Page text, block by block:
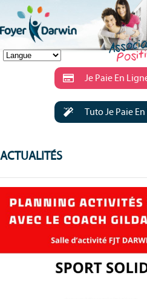
Je Paie En
Tuto Je Paie
ACTUALITÉS